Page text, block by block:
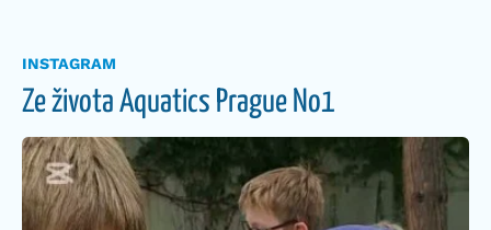
INSTAGRAM
Ze života Aquatics Prague No1